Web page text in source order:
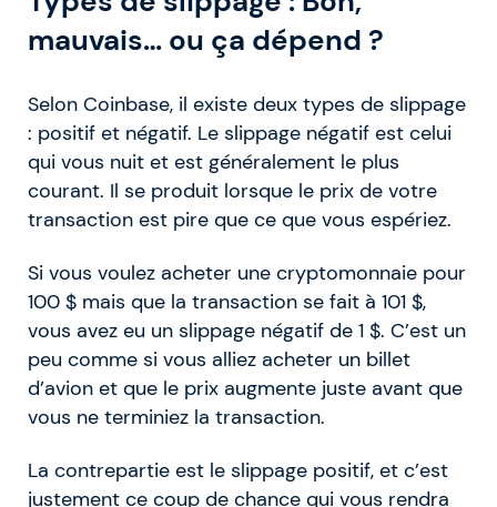
mauvais… ou ça dépend ?
Selon Coinbase, il existe deux types de slippage
: positif et négatif. Le slippage négatif est celui
qui vous nuit et est généralement le plus
courant. Il se produit lorsque le prix de votre
transaction est pire que ce que vous espériez.
Si vous voulez acheter une cryptomonnaie pour
100 $ mais que la transaction se fait à 101 $,
vous avez eu un slippage négatif de 1 $. C’est un
peu comme si vous alliez acheter un billet
d’avion et que le prix augmente juste avant que
vous ne terminiez la transaction.
La contrepartie est le slippage positif, et c’est
justement ce coup de chance qui vous rendra